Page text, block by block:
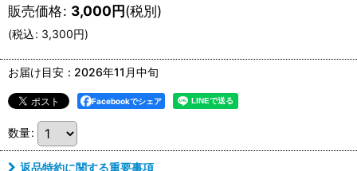
販売価格: 3,000円(税別)
(税込: 3,300円)
お届け目安 : 2026年11月中旬
Facebookでシェア
数量:
返品特約に関する重要事項